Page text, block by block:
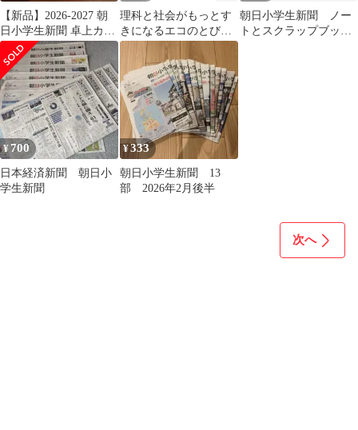
【新品】2026-2027 朝
日小学生新聞 卓上カレ
ンダー
理科と社会がもっとす
きになるエコのとびら
朝日小学生新聞連載!! 2
／SAPIX環境教育セン
ター
朝日小学生新聞 ノー
トとスクラップブック
¥ 700
日本経済新聞 朝日小
学生新聞
¥333
朝日小学生新聞 13
部 2026年2月後半
次へ